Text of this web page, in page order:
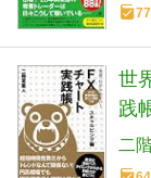
77
世
践
二